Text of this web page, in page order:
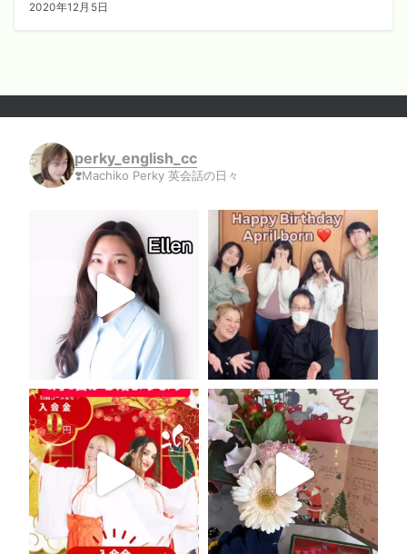
2020年12月5日
perky_english_cc
❣️Machiko Perky 英会話の日々